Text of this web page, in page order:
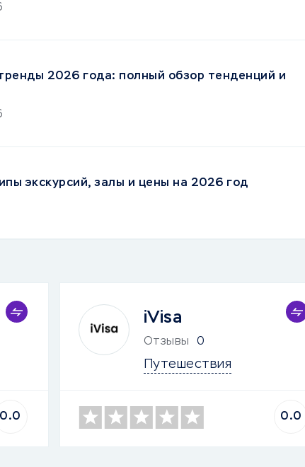
тренды 2026 года: полный обзор тенденций и
экскурсий, залы и цены на 2026 год
0.0
iVisa
Отзывы 0
Путешествия
0.0